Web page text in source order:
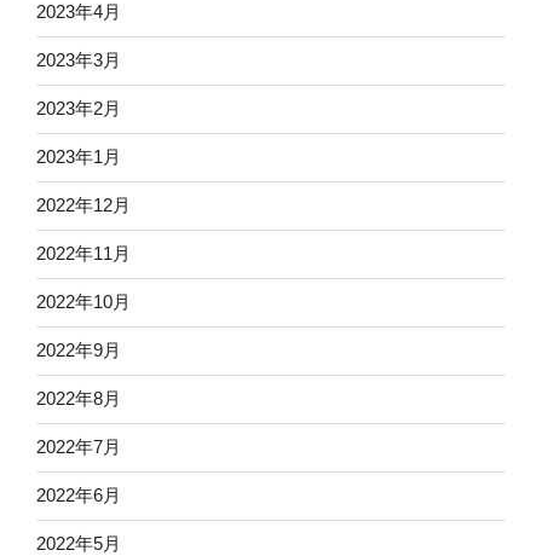
2023年4月
2023年3月
2023年2月
2023年1月
2022年12月
2022年11月
2022年10月
2022年9月
2022年8月
2022年7月
2022年6月
2022年5月